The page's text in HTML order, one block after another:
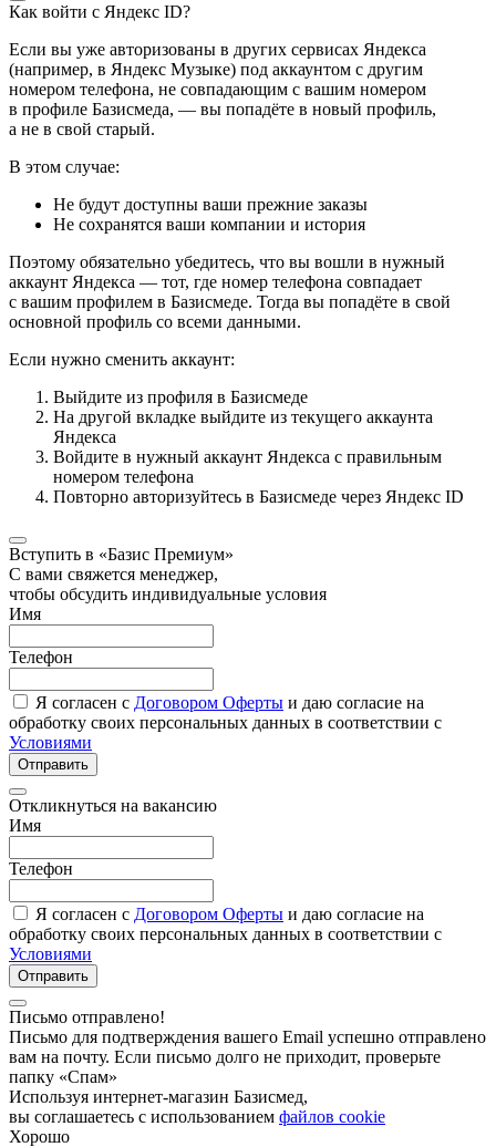
Как войти с Яндекс ID?
Если вы уже авторизованы в других сервисах Яндекса
(например, в Яндекс Музыке) под аккаунтом с другим
номером телефона, не совпадающим с вашим номером
в профиле Базисмеда, — вы попадёте в новый профиль,
а не в свой старый.
В этом случае:
Не будут доступны ваши прежние заказы
Не сохранятся ваши компании и история
Поэтому обязательно убедитесь, что вы вошли в нужный
аккаунт Яндекса — тот, где номер телефона совпадает
с вашим профилем в Базисмеде. Тогда вы попадёте в свой
основной профиль со всеми данными.
Если нужно сменить аккаунт:
Выйдите из профиля в Базисмеде
На другой вкладке выйдите из текущего аккаунта
Яндекса
Войдите в нужный аккаунт Яндекса с правильным
номером телефона
Повторно авторизуйтесь в Базисмеде через Яндекс ID
Вступить в «Базис Премиум»
С вами свяжется менеджер,
чтобы обсудить индивидуальные условия
Имя
Телефон
Я согласен с Договором Оферты и даю согласие на
обработку своих персональных данных в соответствии с
Условиями
Отправить
Откликнуться на вакансию
Имя
Телефон
Я согласен с Договором Оферты и даю согласие на
обработку своих персональных данных в соответствии с
Условиями
Отправить
Письмо отправлено!
Письмо для подтверждения вашего Email успешно отправлено
вам на почту. Если письмо долго не приходит, проверьте
папку «Спам»
Используя интернет-магазин Базисмед,
вы соглашаетесь с использованием файлов cookie
Хорошо